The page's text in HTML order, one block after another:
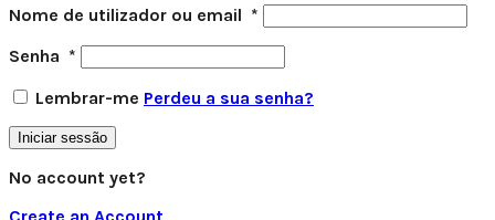
Nome de utilizador ou email *
Senha *
Lembrar-me Perdeu a sua senha?
Iniciar sessão
No account yet?